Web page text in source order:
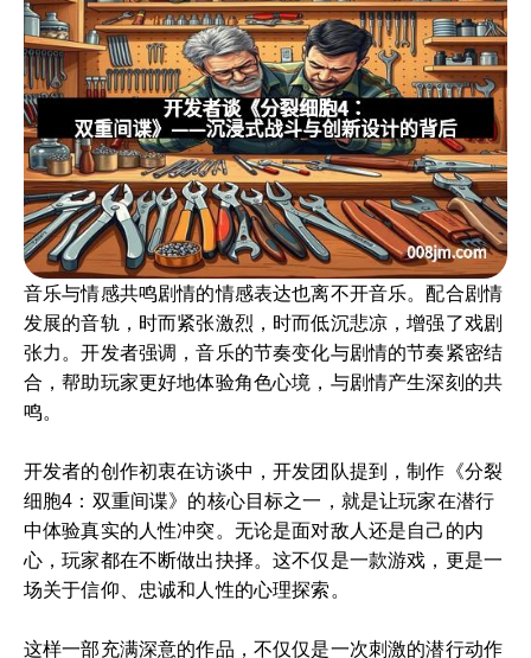
音乐与情感共鸣剧情的情感表达也离不开音乐。配合剧情
发展的音轨，时而紧张激烈，时而低沉悲凉，增强了戏剧
张力。开发者强调，音乐的节奏变化与剧情的节奏紧密结
合，帮助玩家更好地体验角色心境，与剧情产生深刻的共
鸣。
开发者的创作初衷在访谈中，开发团队提到，制作《分裂
细胞4：双重间谍》的核心目标之一，就是让玩家在潜行
中体验真实的人性冲突。无论是面对敌人还是自己的内
心，玩家都在不断做出抉择。这不仅是一款游戏，更是一
场关于信仰、忠诚和人性的心理探索。
这样一部充满深意的作品，不仅仅是一次刺激的潜行动作